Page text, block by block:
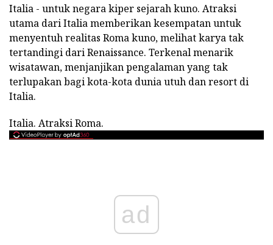
Italia - untuk negara kiper sejarah kuno. Atraksi
utama dari Italia memberikan kesempatan untuk
menyentuh realitas Roma kuno, melihat karya tak
tertandingi dari Renaissance. Terkenal menarik
wisatawan, menjanjikan pengalaman yang tak
terlupakan bagi kota-kota dunia utuh dan resort di
Italia.
Italia. Atraksi Roma.
ad